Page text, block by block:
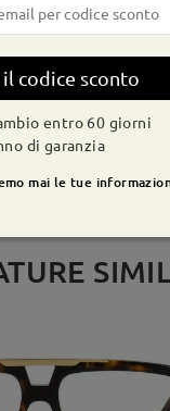
Spedito
il codice sconto
entro 60 giorni
di garanzia
mai le tue